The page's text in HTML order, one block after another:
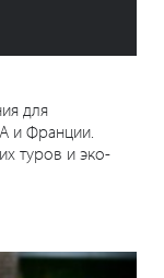
для
и Франции.
туров и эко-